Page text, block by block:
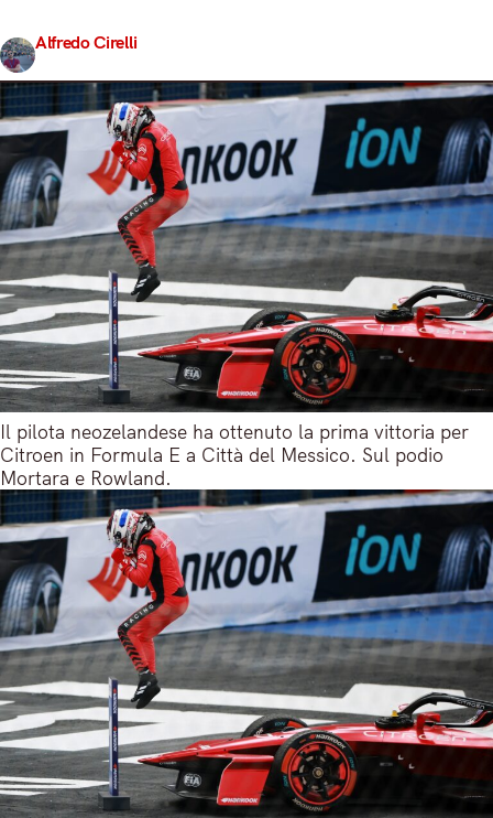
Alfredo Cirelli
Il pilota neozelandese ha ottenuto la prima vittoria per
Citroen in Formula E a Città del Messico. Sul podio
Mortara e Rowland.